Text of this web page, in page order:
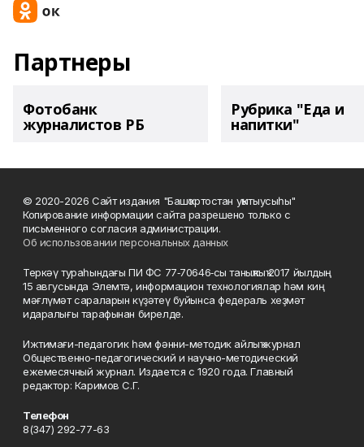
Партнеры
Фотобанк
журналистов РБ
Рубрика "Еда и
напитки"
© 2020-2026 Сайт издания "Башҡортостан уҡытыусыһы"
Копирование информации сайта разрешено только с
письменного согласия администрации.
Об использовании персональных данных
Теркәү тураһындағы ПИ ФС 77‑70646‑сы таныҡлыҡ 2017 йылдың
15 авгусында Элемтә, информацион технологиялар һәм киң
мәғлүмәт сараларын күҙәтеү буйынса федераль хеҙмәт
идаралығы тарафынан бирелде.
Ижтимағи-педагогик һәм фәнни-методик айлыҡ журнал
Общественно-педагогический и научно-методический
ежемесячный журнал. Издается с 1920 года. Главный
редактор: Каримов С.Г.
Телефон
8(347) 292-77-63